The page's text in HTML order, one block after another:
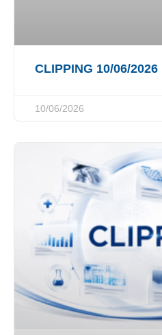
CLIPPING 10/06/2026
10/06/2026